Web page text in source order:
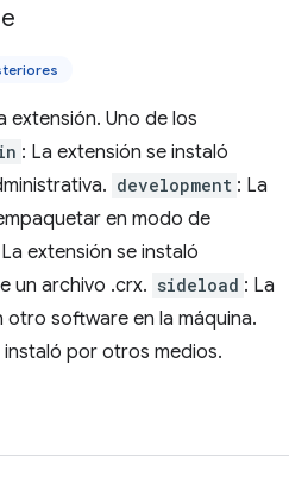
extensión. Uno de los
: La extensión se instaló
development : La
en modo de
extensión se instaló
un archivo .crx. sideload : La
software en la máquina.
instaló por otros medios.